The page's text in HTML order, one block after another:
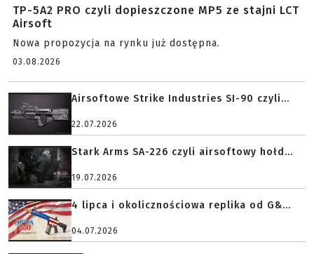
TP-5A2 PRO czyli dopieszczone MP5 ze stajni LCT
Airsoft
Nowa propozycja na rynku już dostępna.
03.08.2026
Airsoftowe Strike Industries SI-90 czyli...
22.07.2026
Stark Arms SA-226 czyli airsoftowy hołd...
19.07.2026
4 lipca i okolicznościowa replika od G&...
04.07.2026